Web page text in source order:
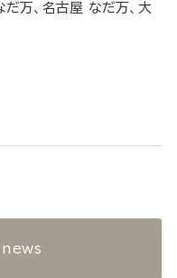
万、名古屋 なだ万、大